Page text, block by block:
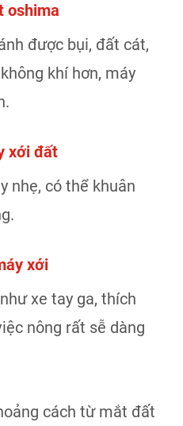
oshima
được bụi, đất cát,
khí hơn, máy
xới đất
nhẹ, có thể khuân
xới
xe tay ga, thích
nông rất sễ dàng
cách từ mắt đất